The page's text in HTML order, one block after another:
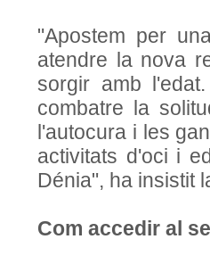
"Apostem per
atendre la nova
sorgir amb
combatre la
l'autocura i les
activitats d'oci i
Dénia", ha insistit
Com accedir al